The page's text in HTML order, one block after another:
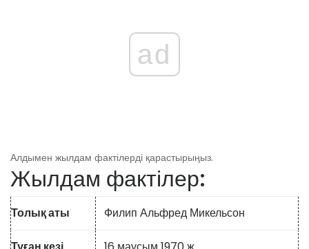
ad
Алдымен жылдам фактілерді қарастырыңыз.
Жылдам фактілер:
Толық аты Филип Альфред Микельсон